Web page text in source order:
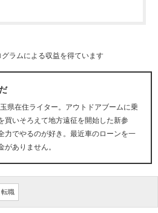
ラムによる収益を得ています
県在住ライター。アウトドアブームに乗
買いそろえて地方遠征を開始した新参
力でやるのが好き。最近車のローンを一
がありません。
職